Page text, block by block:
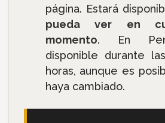
página. Estará
pueda ver en
momento. En
disponible durante
horas, aunque es
haya cambiado.